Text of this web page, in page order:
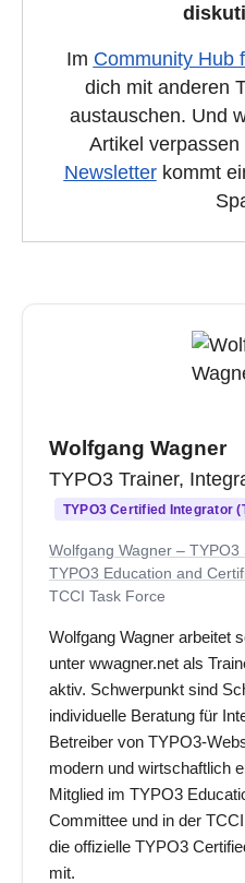
Im Community Hub
dich mit anderen
austauschen. Und
Artikel
Newsletterkommt
Wolfgang Wagner
TYPO3 Trainer,
TYPO3 Certified Integrator
Wolfgang Wagner –
TYPO3 Education and
TCCI Task Force
Wolfgang Wagner arbeitet
unter wwagner.net als
aktiv. Schwerpunkt sind
individuelle Beratung für
Betreiber von TYPO3-
modern und wirtschaftlich
Mitglied im TYPO3
Committee und in der
die offizielle TYPO3
mit.